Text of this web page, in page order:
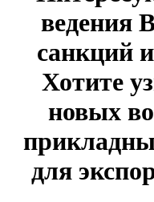
ведения
санкций
Хотите
новых
для